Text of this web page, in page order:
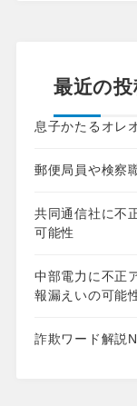
最近の投
息子かたるオレ
郵便局員や検察
共同通信社に不
可能性
中部電力に不正
報漏えいの可能
詐欺ワード解説